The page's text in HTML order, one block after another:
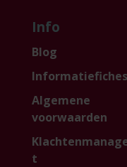
Info
Blog
Informatiefiches
Algemene
voorwaarden
t